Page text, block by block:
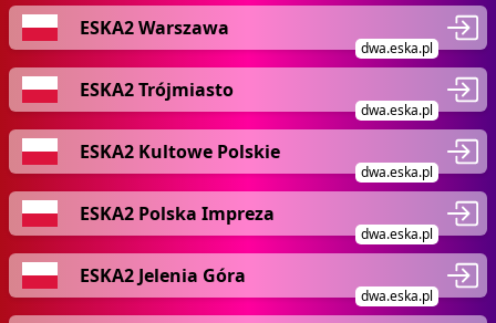
ESKA2 Warszawa
dwa.eska.pl
ESKA2 Trójmiasto
dwa.eska.pl
ESKA2 Kultowe Polskie
dwa.eska.pl
ESKA2 Polska Impreza
dwa.eska.pl
ESKA2 Jelenia Góra
dwa.eska.pl